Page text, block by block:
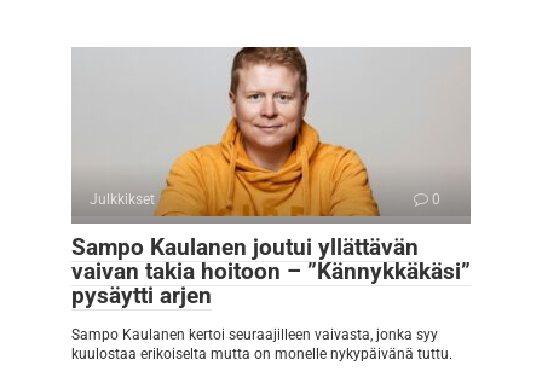
Julkkikset 0
Sampo Kaulanen joutui yllättävän
vaivan takia hoitoon – ”Kännykkäkäsi”
pysäytti arjen
Sampo Kaulanen kertoi seuraajilleen vaivasta, jonka syy
kuulostaa erikoiselta mutta on monelle nykypäivänä tuttu.